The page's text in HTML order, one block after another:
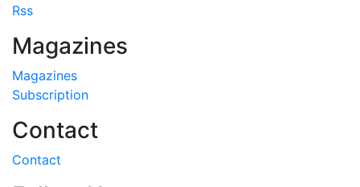
Rss
Magazines
Magazines
Subscription
Contact
Contact